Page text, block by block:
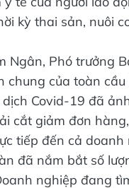
y tế của người lao
kỳ thai sản, nuôi
Ngân, Phó trưởng
chung của toàn
Covid-19 đã
cắt giảm đơn
tiếp đến cả doanh
đã nắm bắt số